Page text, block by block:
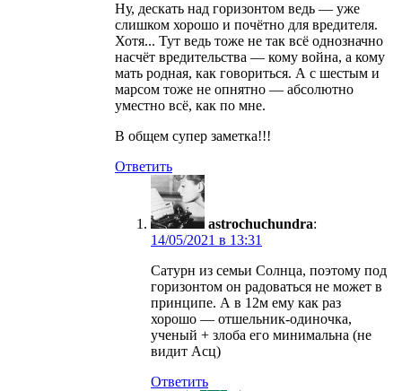
Ну, дескать над горизонтом ведь — уже
слишком хорошо и почётно для вредителя.
Хотя... Тут ведь тоже не так всё однозначно
насчёт вредительства — кому война, а кому
мать родная, как говориться. А с шестым и
марсом тоже не опнятно — абсолютно
уместно всё, как по мне.
В общем супер заметка!!!
Ответить
astrochuchundra:
в
Сатурн из семьи Солнца, поэтому под
горизонтом он радоваться не может в
принципе. А в 12м ему как раз
хорошо — отшельник-одиночка,
ученый + злоба его минимальна (не
видит Асц)
Ответить